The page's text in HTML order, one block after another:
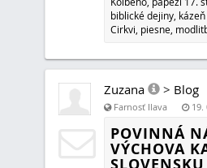
Farnosť Ilava 25.
a radosť z
nech Vám
... a zároveň
malý darček pod